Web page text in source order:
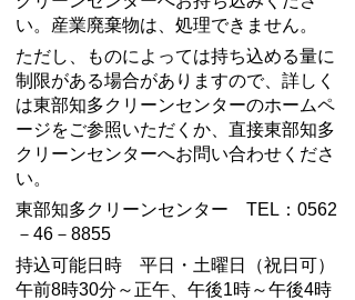
い。産業廃棄物は、処理できません。
ただし、ものによっては持ち込める量に
制限がある場合がありますので、詳しく
は東部知多クリーンセンターのホームペ
ージをご参照いただくか、直接東部知多
クリーンセンターへお問い合わせくださ
い。
東部知多クリーンセンター TEL：0562
－46－8855
持込可能日時 平日・土曜日（祝日可）
午前8時30分～正午、午後1時～午後4時